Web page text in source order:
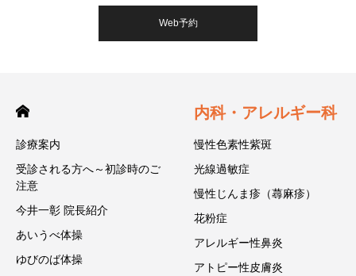
Web予約
診療案内
受診される方へ～初診時のご
注意
今井一彰 院長紹介
あいうべ体操
ゆびのば体操
内科・アレルギー科
慢性色素性紫斑
光線過敏症
慢性じんま疹（蕁麻疹）
花粉症
アレルギー性鼻炎
アトピー性皮膚炎